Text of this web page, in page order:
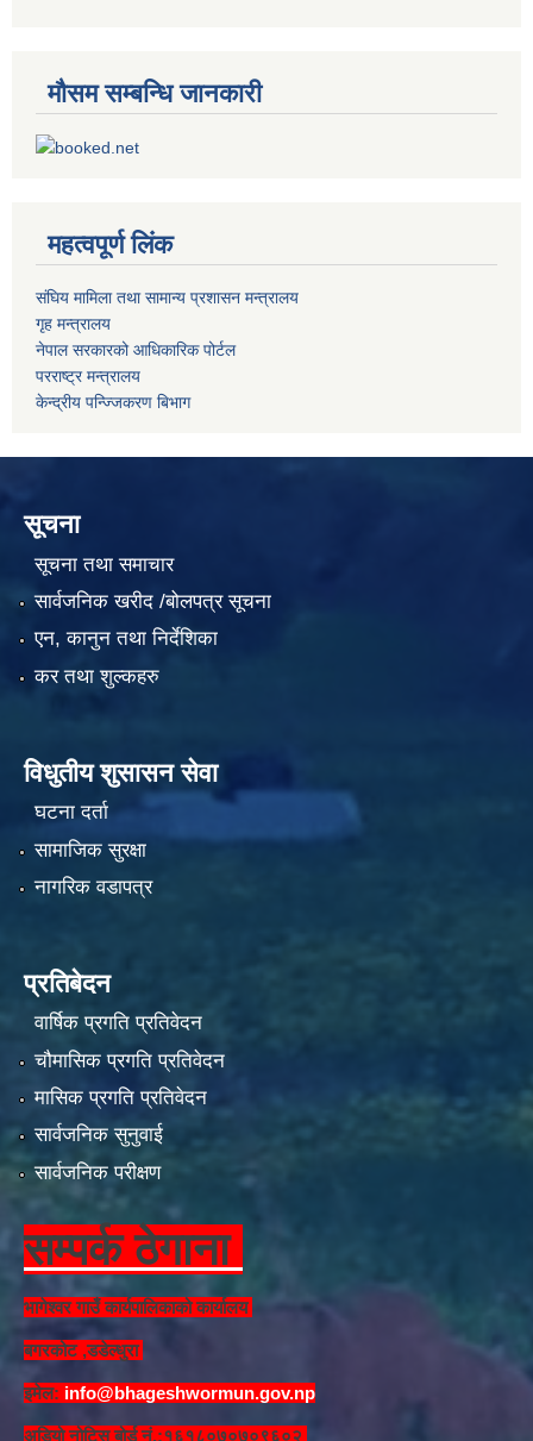
मौसम सम्बन्धि जानकारी
महत्वपूर्ण लिंक
संघिय मामिला तथा सामान्य प्रशासन मन्त्रालय
गृह मन्त्रालय
नेपाल सरकारको आधिकारिक पोर्टल
परराष्ट्र मन्त्रालय
केन्द्रीय पन्ज्जिकरण बिभाग
सूचना
सूचना तथा समाचार
सार्वजनिक खरीद /बोलपत्र सूचना
एन, कानुन तथा निर्देशिका
कर तथा शुल्कहरु
विधुतीय शुसासन सेवा
घटना दर्ता
सामाजिक सुरक्षा
नागरिक वडापत्र
प्रतिबेदन
वार्षिक प्रगति प्रतिवेदन
चौमासिक प्रगति प्रतिवेदन
मासिक प्रगति प्रतिवेदन
सार्वजनिक सुनुवाई
सार्वजनिक परीक्षण
सम्पर्क ठेगाना
भागेश्वर गाउँ कार्यपालिकाको कार्यालय
बगरकोट ,डडेल्धुरा
इमेल: info@bhageshwormun.gov.np
अडियो नोटिस बोर्ड नं.:१६१८०७०७०९६०२